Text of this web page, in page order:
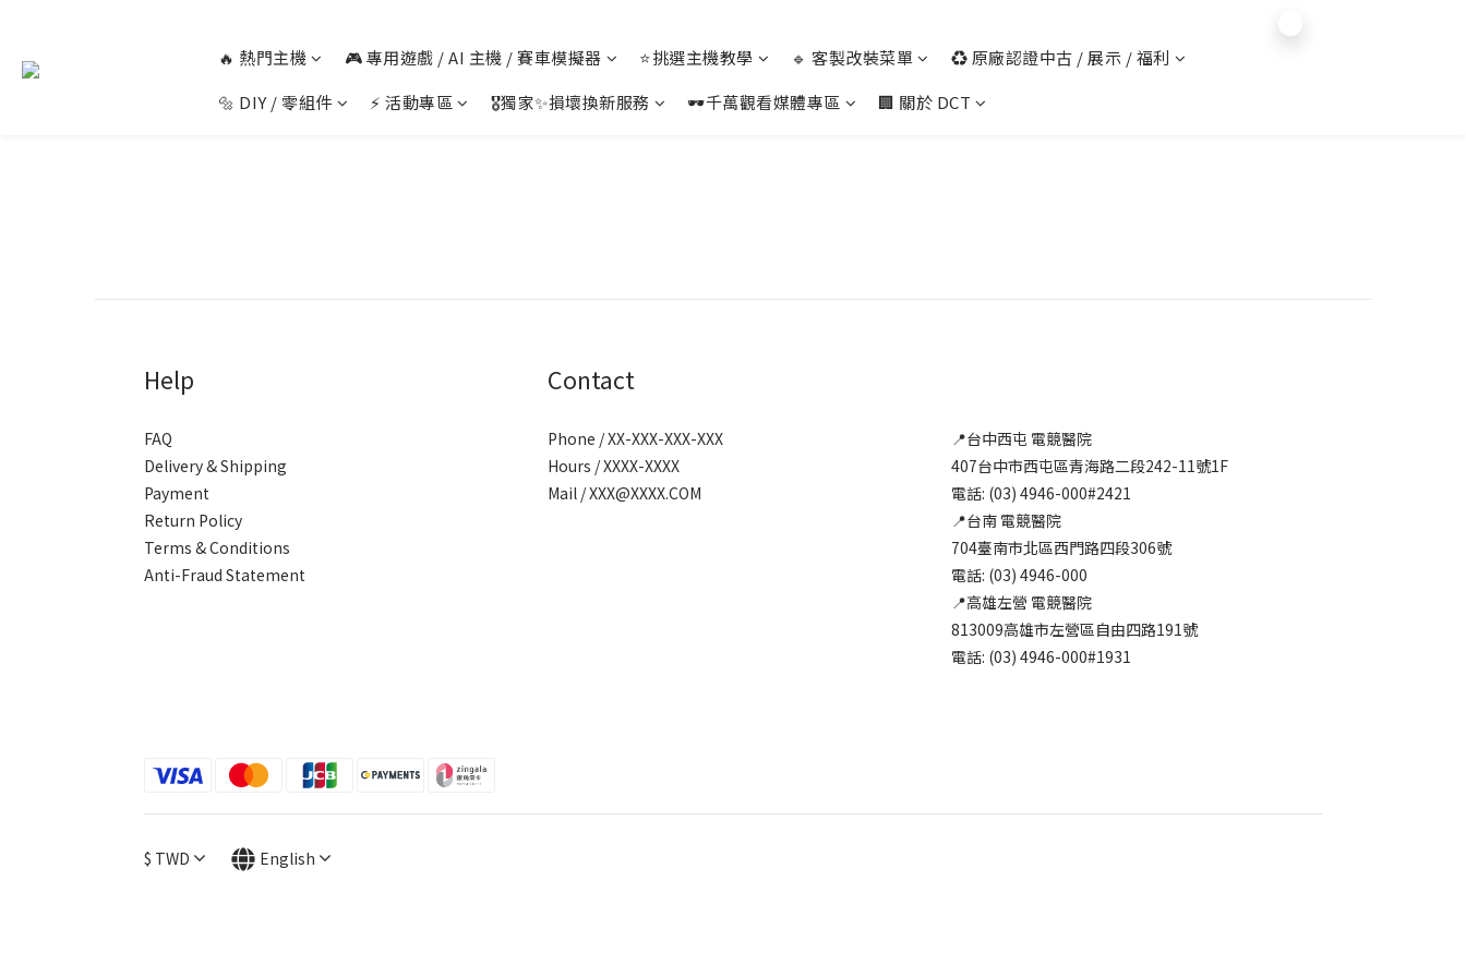
🔥 熱門主機 🎮 專用遊戲 / AI 主機 / 賽車模擬器 ⭐挑選主機教學 🔹 客製改裝菜單
♻️ 原廠認證中古 / 展示 / 福利
🔩 DIY / 零組件
⚡ 活動專區 🎖️獨家✨損壞換新服務 🕶️千萬觀看媒體專區 🏢 關於 DCT
Help
FAQ
Delivery & Shipping
Payment
Return Policy
Terms & Conditions
Anti-Fraud Statement
Contact
Phone / XX-XXX-XXX-XXX
Hours / XXXX-XXXX
Mail / XXX@XXXX.COM
📍台中西屯 電競醫院
407台中市西屯區青海路二段242-11號1F
電話: (03) 4946-000#2421
📍台南 電競醫院
704臺南市北區西門路四段306號
電話: (03) 4946-000
📍高雄左營 電競醫院
813009高雄市左營區自由四路191號
電話: (03) 4946-000#1931
$ TWD English